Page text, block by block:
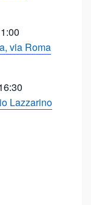
via Roma
Lazzarino